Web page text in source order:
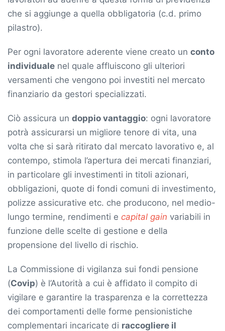
che si aggiunge a quella obbligatoria (c.d. primo
pilastro).
Per ogni lavoratore aderente viene creato un conto
individuale nel quale affluiscono gli ulteriori
versamenti che vengono poi investiti nel mercato
finanziario da gestori specializzati.
Ciò assicura un doppio vantaggio: ogni lavoratore
potrà assicurarsi un migliore tenore di vita, una
volta che si sarà ritirato dal mercato lavorativo e, al
contempo, stimola l’apertura dei mercati finanziari,
in particolare gli investimenti in titoli azionari,
obbligazioni, quote di fondi comuni di investimento,
polizze assicurative etc. che producono, nel medio-
lungo termine, rendimenti e capital gain variabili in
funzione delle scelte di gestione e della
propensione del livello di rischio.
La Commissione di vigilanza sui fondi pensione
(Covip) è l’Autorità a cui è affidato il compito di
vigilare e garantire la trasparenza e la correttezza
dei comportamenti delle forme pensionistiche
complementari incaricate di raccogliere il